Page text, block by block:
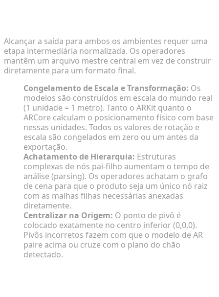
Alcançar a saída para ambos os ambientes requer uma
etapa intermediária normalizada. Os operadores
mantêm um arquivo mestre central em vez de construir
diretamente para um formato final.
Congelamento de Escala e Transformação: Os
modelos são construídos em escala do mundo real
(1 unidade = 1 metro). Tanto o ARKit quanto o
ARCore calculam o posicionamento físico com base
nessas unidades. Todos os valores de rotação e
escala são congelados em zero ou um antes da
exportação.
Achatamento de Hierarquia: Estruturas
complexas de nós pai-filho aumentam o tempo de
análise (parsing). Os operadores achatam o grafo
de cena para que o produto seja um único nó raiz
com as malhas filhas necessárias anexadas
diretamente.
Centralizar na Origem: O ponto de pivô é
colocado exatamente no centro inferior (0,0,0).
Pivôs incorretos fazem com que o modelo de AR
paire acima ou cruze com o plano do chão
detectado.